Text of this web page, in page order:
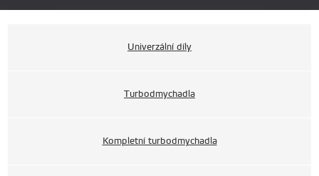
Univerzální díly
Turbodmychadla
Kompletní turbodmychadla